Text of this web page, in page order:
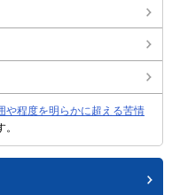
や程度を明らかに超える苦情